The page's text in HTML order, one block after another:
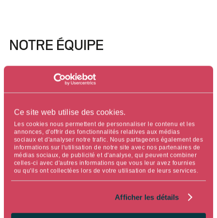
Ce site web utilise des cookies.
Les cookies nous permettent de personnaliser le contenu et les
annonces, d'offrir des fonctionnalités relatives aux médias
sociaux et d'analyser notre trafic. Nous partageons également des
informations sur l'utilisation de notre site avec nos partenaires de
médias sociaux, de publicité et d'analyse, qui peuvent combiner
celles-ci avec d'autres informations que vous leur avez fournies
ou qu'ils ont collectées lors de votre utilisation de leurs services.
Afficher les détails
NOTRE ÉQUIPE
ISABELLE SANSON